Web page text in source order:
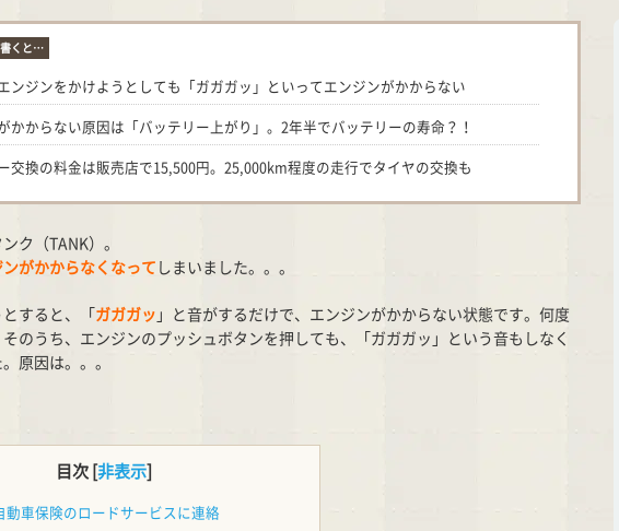
書くと…
ンジンをかけようとしても「ガガガッ」といってエンジンがかからない
かからない原因は「バッテリー上がり」。2年半でバッテリーの寿命？！
交換の料金は販売店で15,500円。25,000km程度の走行でタイヤの交換も
ク（TANK）。
ンがかからなくなって しまいました。。。
すると、「 ガガガッ 」と音がするだけで、エンジンがかからない状態です。何度
のうち、エンジンのプッシュボタンを押しても、「ガガガッ」という音もしなく
原因は。。。
目次 非表示
動車保険のロードサービスに連絡